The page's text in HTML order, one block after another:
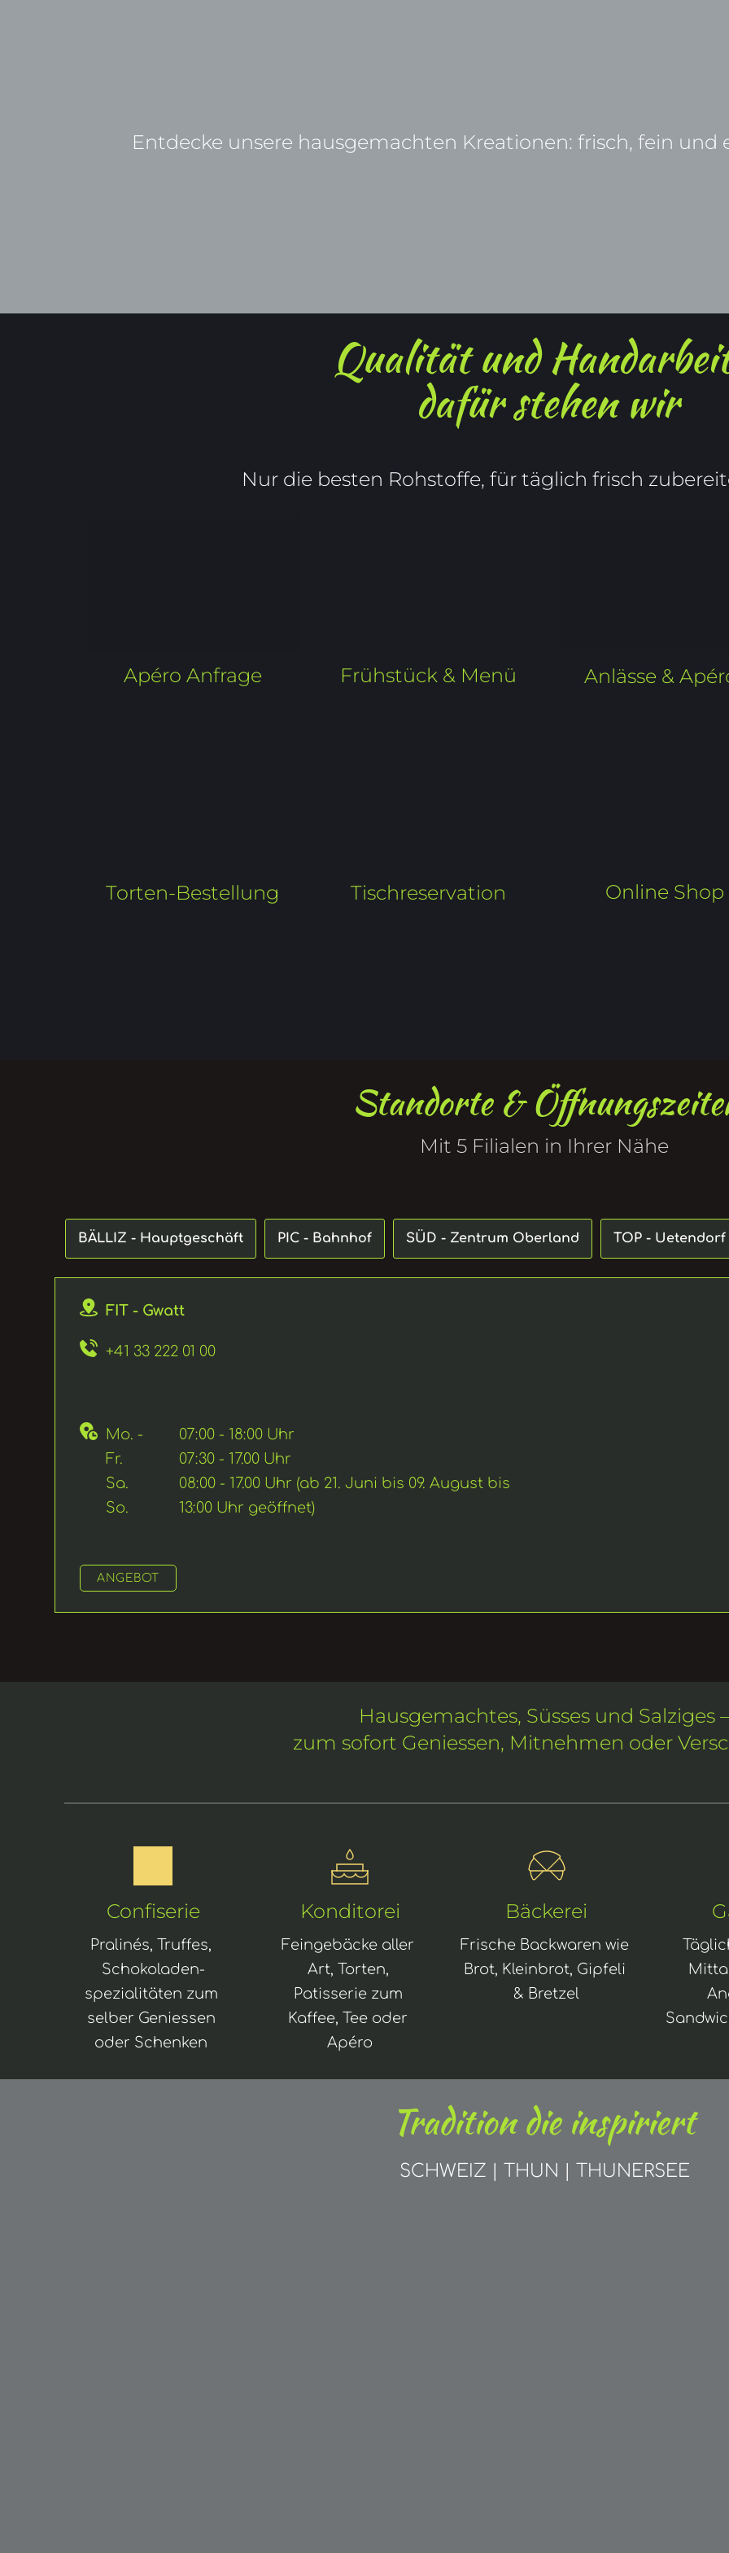
Entdecke unsere hausgemachten Kreationen: frisch, fein
Qualität und
dafür stehen wir
Nur die besten Rohstoffe, für täglich frisch
Apéro Anfrage Frühstück & Menü Anlässe &
Torten-Bestellung Tischreservation Online Shop
Standorte &
Mit 5 Filialen in Ihrer Nähe
BÄLLIZ - Hauptgeschäft PIC - Bahnhof SÜD - Zentrum Oberland TOP - Uetendorf
FIT - Gwatt
+41 33 222 01 00
Mo. -
Fr.
Sa.
So.
07:00 - 18:00 Uhr
07:30 - 17.00 Uhr
08:00 - 17.00 Uhr (ab 21. Juni bis 09. August bis
13:00 Uhr geöffnet)
ANGEBOT
Hausgemachtes, Süsses und Salziges –
zum sofort Geniessen, Mitnehmen oder
Confiserie
Pralinés, Truffes,
Schokoladen-
spezialitäten zum
selber Geniessen
oder Schenken
Konditorei
Feingebäcke aller
Art, Torten,
Patisserie zum
Kaffee, Tee oder
Apéro
Bäckerei
Frische Backwaren wie
Brot, Kleinbrot, Gipfeli
& Bretzel
Tradition die inspiriert
SCHWEIZ | THUN | THUNERSEE